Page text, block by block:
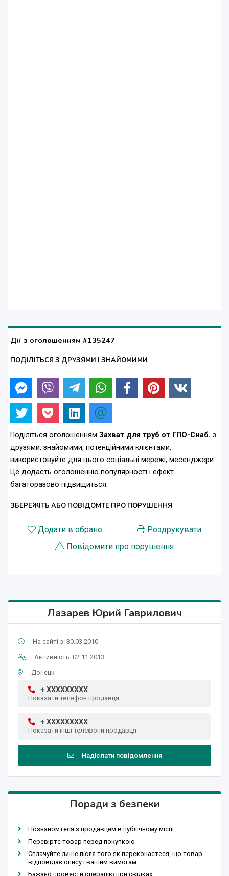
Дії з оголошенням #135247
ПОДІЛІТЬСЯ З ДРУЗЯМИ І ЗНАЙОМИМИ
Поділіться оголошенням Захват для труб от ГПО-Снаб. з
друзями, знайомими, потенційними клієнтами,
використовуйте для цього соціальні мережі, месенджери.
Це додасть оголошенню популярності і ефект
багаторазово підвищиться.
ЗБЕРЕЖІТЬ АБО ПОВІДОМТЕ ПРО ПОРУШЕННЯ
Додати в обране
Роздрукувати
Повідомити про порушення
Лазарев Юрий Гаврилович
На сайті з: 30.03.2010
Активність: 02.11.2013
Донецк
+ XXXXXXXXX
Показати телефон продавця
+ XXXXXXXXX
Показати інші телефони продавця
Надіслати повідомлення
Поради з безпеки
Познайомтеся з продавцем в публічному місці
Перевірте товар перед покупкою
Сплачуйте лише після того як переконаєтеся, що товар
відповідає опису і вашим вимогам
Бажано провести операцію при свідках